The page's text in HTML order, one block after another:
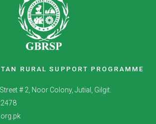
RURAL SUPPORT PROGRAMME
# 2, Noor Colony, Jutial, Gilgit.